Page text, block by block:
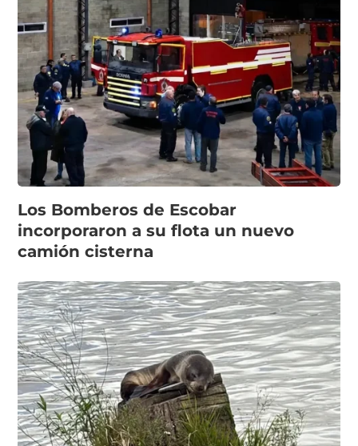
Los Bomberos de Escobar
incorporaron a su flota un nuevo
camión cisterna